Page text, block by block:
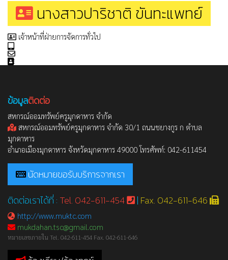
นางสาวปาริชาติ ขันทะแพทย์
เจ้าหน้าที่ฝ่ายการจัดการทั่วไป
ข้อมูลติดต่อ
สหกรณ์ออมทรัพย์ครูมุกดาหาร จำกัด
สหกรณ์ออมทรัพย์ครูมุกดาหาร จำกัด 30/1 ถนนชยางกูร ก ตำบล
มุกดาหาร
อำเภอเมืองมุกดาหาร จังหวัดมุกดาหาร 49000 โทรศัพท์: 042-611454
นัดหมายขอรับบริการจากเรา
ติดต่อเราได้ที่ : Tel. 042-611-454 | Fax. 042-611-646
http://www.muktc.com
mukdahan.tsc@gmail.com
หมายเลขภายใน Tel. 042-611-454 Fax. 042-611-646